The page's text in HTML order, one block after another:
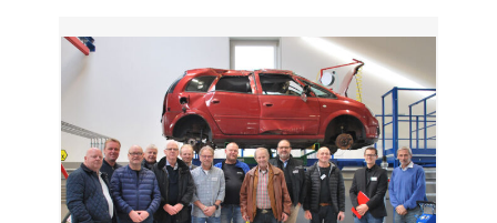
der
IFAT
Eurasia
2019